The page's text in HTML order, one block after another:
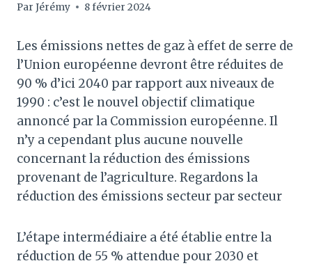
Par Jérémy 8 février 2024
Les émissions nettes de gaz à effet de serre de
l’Union européenne devront être réduites de
90 % d’ici 2040 par rapport aux niveaux de
1990 : c’est le nouvel objectif climatique
annoncé par la Commission européenne. Il
n’y a cependant plus aucune nouvelle
concernant la réduction des émissions
provenant de l’agriculture. Regardons la
réduction des émissions secteur par secteur
L’étape intermédiaire a été établie entre la
réduction de 55 % attendue pour 2030 et